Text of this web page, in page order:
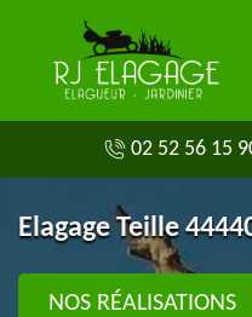
02 52 56 15
Elagage Teille
NOS RÉALISATIONS